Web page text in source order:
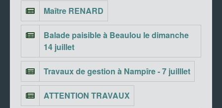
Maître RENARD
Balade paisible à Beaulou le dimanche
14 juillet
Travaux de gestion à Nampîre - 7 juilllet
ATTENTION TRAVAUX